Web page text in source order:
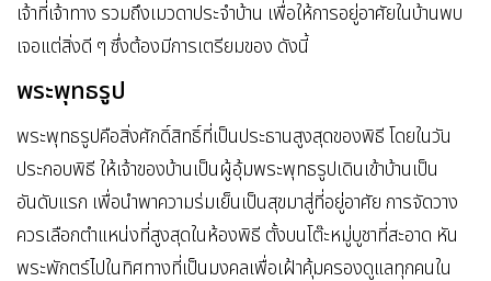
เจ้าที่เจ้าทาง รวมถึงเมวดาประจำบ้าน เพื่อให้การอยู่อาศัยในบ้านพบ
เจอแต่สิ่งดี ๆ ซึ่งต้องมีการเตรียมของ ดังนี้
พระพุทธรูป
พระพุทธรูปคือสิ่งศักดิ์สิทธิ์ที่เป็นประธานสูงสุดของพิธี โดยในวัน
ประกอบพิธี ให้เจ้าของบ้านเป็นผู้อุ้มพระพุทธรูปเดินเข้าบ้านเป็น
อันดับแรก เพื่อนำพาความร่มเย็นเป็นสุขมาสู่ที่อยู่อาศัย การจัดวาง
ควรเลือกตำแหน่งที่สูงสุดในห้องพิธี ตั้งบนโต๊ะหมู่บูชาที่สะอาด หัน
พระพักตร์ไปในทิศทางที่เป็นมงคลเพื่อเฝ้าคุ้มครองดูแลทุกคนใน